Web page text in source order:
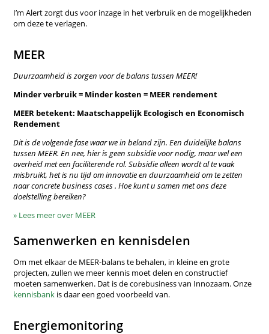
I’m Alert zorgt dus voor inzage in het verbruik en de mogelijkheden
om deze te verlagen.
MEER
Duurzaamheid is zorgen voor de balans tussen MEER!
Minder verbruik = Minder kosten = MEER rendement
MEER betekent: Maatschappelijk Ecologisch en Economisch
Rendement
Dit is de volgende fase waar we in beland zijn. Een duidelijke balans
tussen MEER. En nee, hier is geen subsidie voor nodig, maar wel een
overheid met een faciliterende rol. Subsidie alleen wordt al te vaak
misbruikt, het is nu tijd om innovatie en duurzaamheid om te zetten
naar concrete business cases . Hoe kunt u samen met ons deze
doelstelling bereiken?
» Lees meer over MEER
Samenwerken en kennisdelen
Om met elkaar de MEER-balans te behalen, in kleine en grote
projecten, zullen we meer kennis moet delen en constructief
moeten samenwerken. Dat is de corebusiness van Innozaam. Onze
kennisbank is daar een goed voorbeeld van.
Energiemonitoring